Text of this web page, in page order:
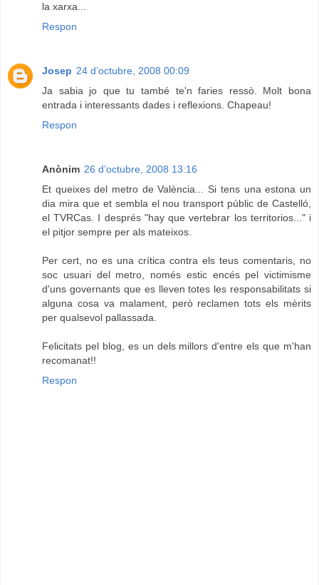
la xarxa...
Respon
Josep 24 d’octubre, 2008 00:09
Ja sabia jo que tu també te'n faries ressò. Molt bona
entrada i interessants dades i reflexions. Chapeau!
Respon
Anònim 26 d’octubre, 2008 13:16
Et queixes del metro de València... Si tens una estona un
dia mira que et sembla el nou transport públic de Castelló,
el TVRCas. I després "hay que vertebrar los territorios..." i
el pitjor sempre per als mateixos.
Per cert, no es una crítica contra els teus comentaris, no
soc usuari del metro, només estic encés pel victimisme
d'uns governants que es lleven totes les responsabilitats si
alguna cosa va malament, però reclamen tots els mèrits
per qualsevol pallassada.
Felicitats pel blog, es un dels millors d'entre els que m'han
recomanat!!
Respon